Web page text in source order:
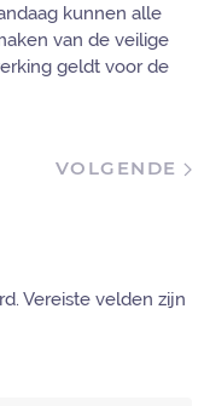
kunnen alle
van de veilige
geldt voor de
VOLGENDE
Vereiste velden zijn